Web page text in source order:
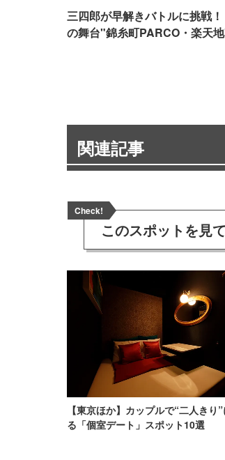
三四郎が早解きバトルに挑戦
の舞台"錦糸町PARCO・楽天
関連記事
Check!
このスポットを見
【東京ほか】カップルで“二人きり
る「個室デート」スポット10選